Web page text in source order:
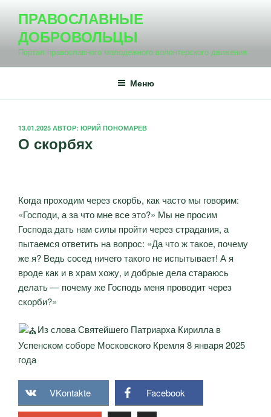
содержимому
ПРАВОСЛАВНЫЕ
ДОБРОВОЛЬЦЫ
Портал православного молодежного волонтерского движения
Меню
ОПУБЛИКОВАНО
13.01.2025 АВТОР: ЮРИЙ ПОНОМАРЕВ
О скорбях
Когда проходим через скорбь, как часто мы говорим:
«Господи, а за что мне все это?» Мы не просим
Господа дать нам силы пройти через страдания, а
пытаемся ответить на вопрос: «Да что ж такое, почему
же я? Ведь сосед ничего такого не испытывает! А я
вроде как и в храм хожу, и добрые дела стараюсь
делать — почему же Господь меня проводит через
скорби?»
Из слова Святейшего Патриарха Кирилла в
Успенском соборе Московского Кремля 8 января 2025
года
VKontakte Facebook